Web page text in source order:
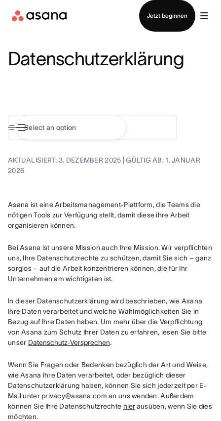
Jetzt beginnen
Vertrieb kontaktieren
Datenschutzerklärung
AKTUALISIERT: 3. DEZEMBER 2025 | GÜLTIG AB: 1. JANUAR
2026
Asana ist eine Arbeitsmanagement-Plattform, die Teams die
nötigen Tools zur Verfügung stellt, damit diese ihre Arbeit
organisieren können.
Bei Asana ist unsere Mission auch Ihre Mission. Wir verpflichten
uns, Ihre Datenschutzrechte zu schützen, damit Sie sich – ganz
sorglos – auf die Arbeit konzentrieren können, die für Ihr
Unternehmen am wichtigsten ist.
In dieser Datenschutzerklärung wird beschrieben, wie Asana
Ihre Daten verarbeitet und welche Wahlmöglichkeiten Sie in
Bezug auf Ihre Daten haben. Um mehr über die Verpflichtung
von Asana zum Schutz Ihrer Daten zu erfahren, lesen Sie bitte
unser Datenschutz-Versprechen.
Wenn Sie Fragen oder Bedenken bezüglich der Art und Weise,
wie Asana Ihre Daten verarbeitet, oder bezüglich dieser
Datenschutzerklärung haben, können Sie sich jederzeit per E-
Mail unter privacy@asana.com an uns wenden. Außerdem
können Sie Ihre Datenschutzrechte hier ausüben, wenn Sie dies
möchten.